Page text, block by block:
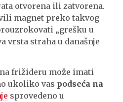
otvorena ili zatvorena.
magnet preko takvog
„grešku u
vrsta straha u današnje
na frižideru može imati
ukoliko vas podseća na
sprovedeno u